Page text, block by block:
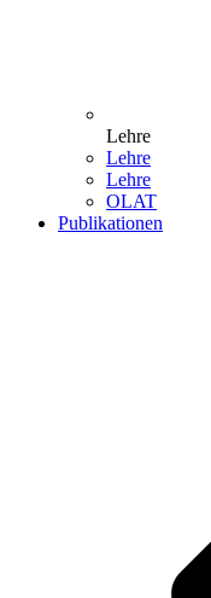
Lehre
Lehre
Lehre
OLAT
Publikationen